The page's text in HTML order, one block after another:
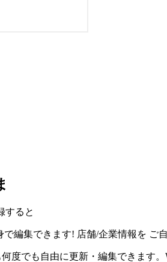
すると
で編集できます! 店舗/企業情報を ご
度でも自由に更新・編集できます。